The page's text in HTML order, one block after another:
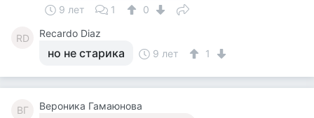
9 лет 1 0
RD Recardo Diaz
но не старика 9 лет 1
ВГ Вероника Гамаюнова